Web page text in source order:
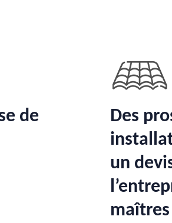
de
Des
un